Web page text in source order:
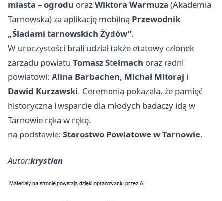
miasta – ogrodu orazWiktora Warmuza (Akademia
Tarnowska) za aplikację mobilną Przewodnik
„Śladami tarnowskich Żydów”.
W uroczystości brali udział także etatowy członek
zarządu powiatu Tomasz Stelmach oraz radni
powiatowi: Alina Barbachen, Michał Mitoraj i
Dawid Kurzawski. Ceremonia pokazała, że pamięć
historyczna i wsparcie dla młodych badaczy idą w
Tarnowie ręka w rękę.
na podstawie: Starostwo Powiatowe w Tarnowie.
Autor:krystian